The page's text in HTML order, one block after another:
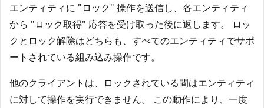
エンティティに "ロック" 操作を送信し、各エンティティ
から "ロック取得" 応答を受け取った後に返します。 ロッ
クとロック解除はどちらも、すべてのエンティティでサポ
ートされている組み込み操作です。
他のクライアントは、ロックされている間はエンティティ
に対して操作を実行できません。 この動作により、一度